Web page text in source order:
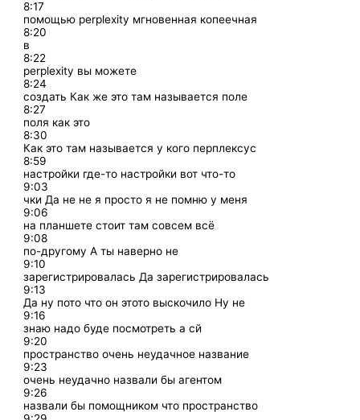
8:17
помощью perplexity мгновенная копеечная
8:20
в
8:22
perplexity вы можете
8:24
создать Как же это там называется поле
8:27
поля как это
8:30
Как это там называется у кого перплексус
8:59
настройки где-то настройки вот что-то
9:03
чки Да не не я просто я не помню у меня
9:06
на планшете стоит там совсем всё
9:08
по-другому А ты наверно не
9:10
зарегистрировалась Да зарегистрировалась
9:13
Да ну пото что он этото выскочило Ну не
9:16
знаю надо буде посмотреть а сй
9:20
пространство очень неудачное название
9:23
очень неудачно назвали бы агентом
9:26
назвали бы помощником что пространство